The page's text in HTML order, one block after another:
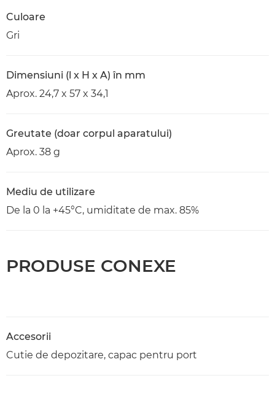
Culoare
Gri
Dimensiuni (l x H x A) în mm
Aprox. 24,7 x 57 x 34,1
Greutate (doar corpul aparatului)
Aprox. 38 g
Mediu de utilizare
De la 0 la +45°C, umiditate de max. 85%
PRODUSE CONEXE
Accesorii
Cutie de depozitare, capac pentru port